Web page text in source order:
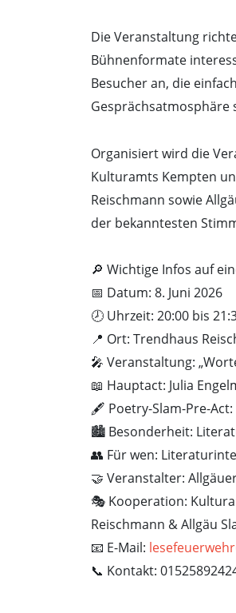
Die Veranstaltung
Bühnenformate
Besucher an, die
Gesprächsatmosphäre
Organisiert wird die
Kulturamts Kempten
Reischmann sowie
der bekanntesten
🔎 Wichtige Infos auf
📅 Datum: 8. Juni 2026
🕗 Uhrzeit: 20:00 bis
📍 Ort: Trendhaus
🎤 Veranstaltung:
📖 Hauptact: Julia
🖋️ Poetry-Slam-Pre-Act:
🏙️ Besonderheit:
👥 Für wen:
🤝 Veranstalter:
🎭 Kooperation:
Reischmann & Allgäu
📧 E-Mail:
📞 Kontakt: